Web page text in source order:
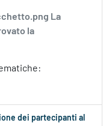
La
la
dei partecipanti al